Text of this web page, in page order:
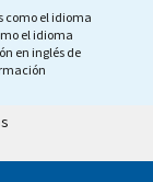
como el idioma
el idioma
en inglés de